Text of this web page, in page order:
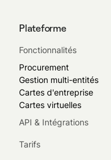
Plateforme
Fonctionnalités
Procurement
Gestion multi-entités
Cartes d'entreprise
Cartes virtuelles
API & Intégrations
Tarifs